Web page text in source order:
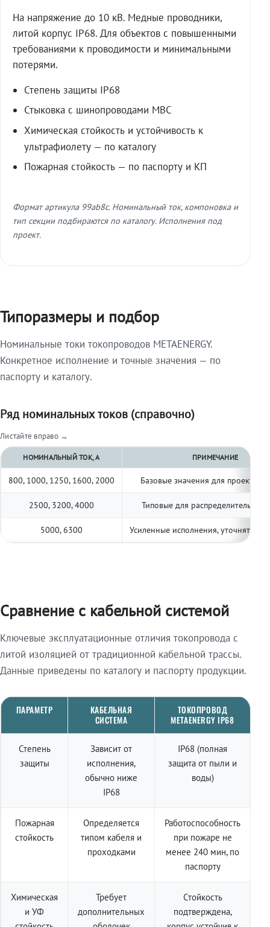
На напряжение до 10 кВ. Медные проводники,
литой корпус IP68. Для объектов с повышенными
требованиями к проводимости и минимальными
потерями.
Степень защиты IP68
Стыковка с шинопроводами МВС
Химическая стойкость и устойчивость к
ультрафиолету — по каталогу
Пожарная стойкость — по паспорту и КП
Формат артикула 99ab8c. Номинальный ток, компоновка и
тип секции подбираются по каталогу. Исполнения под
проект.
Типоразмеры и подбор
Номинальные токи токопроводов METAENERGY.
Конкретное исполнение и точные значения — по
паспорту и каталогу.
Ряд номинальных токов (справочно)
Листайте вправо →
НОМИНАЛЬНЫЙ ТОК, А ПРИМЕЧАНИЕ
800, 1000, 1250, 1600, 2000 Базовые значения для
2500, 3200, 4000 Типовые для распределительных
5000, 6300 Усиленные исполнения, уточнять по
Сравнение с кабельной системой
Ключевые эксплуатационные отличия токопровода с
литой изоляцией от традиционной кабельной трассы.
Данные приведены по каталогу и паспорту продукции.
ПАРАМЕТР
КАБЕЛЬНАЯ
СИСТЕМА
ТОКОПРОВОД
METAENERGY IP68
Степень
защиты
Зависит от
исполнения,
обычно ниже
IP68
IP68 (полная
защита от пыли и
воды)
Пожарная
стойкость
Определяется
типом кабеля и
проходками
Работоспособность
при пожаре не
менее 240 мин, по
паспорту
Химическая
и УФ
Требует
дополнительных
Стойкость
подтверждена,